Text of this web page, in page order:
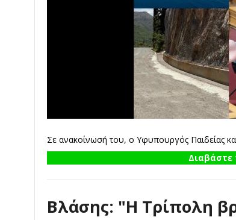
Σε ανακοίνωσή του, ο Υφυπουργός Παιδείας
Διαβάστε
Βλάσης: "Η Τρίπολη